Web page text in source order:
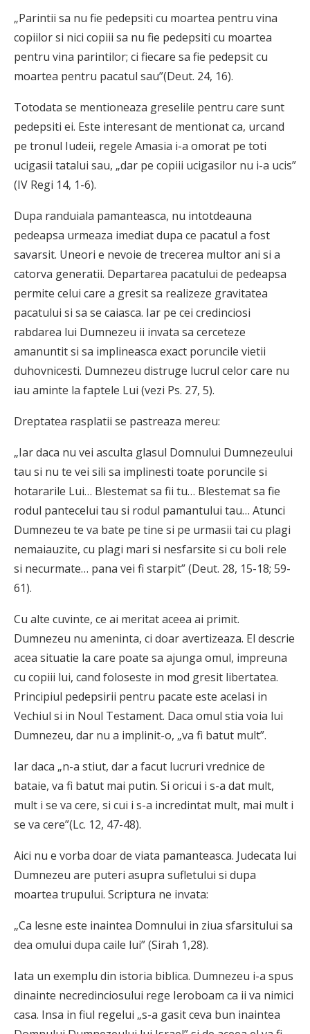
„Parintii sa nu fie pedepsiti cu moartea pentru vina
copiilor si nici copiii sa nu fie pedepsiti cu moartea
pentru vina parintilor; ci fiecare sa fie pedepsit cu
moartea pentru pacatul sau”(Deut. 24, 16).
Totodata se mentioneaza greselile pentru care sunt
pedepsiti ei. Este interesant de mentionat ca, urcand
pe tronul Iudeii, regele Amasia i-a omorat pe toti
ucigasii tatalui sau, „dar pe copiii ucigasilor nu i-a ucis”
(IV Regi 14, 1-6).
Dupa randuiala pamanteasca, nu intotdeauna
pedeapsa urmeaza imediat dupa ce pacatul a fost
savarsit. Uneori e nevoie de trecerea multor ani si a
catorva generatii. Departarea pacatului de pedeapsa
permite celui care a gresit sa realizeze gravitatea
pacatului si sa se caiasca. Iar pe cei credinciosi
rabdarea lui Dumnezeu ii invata sa cerceteze
amanuntit si sa implineasca exact poruncile vietii
duhovnicesti. Dumnezeu distruge lucrul celor care nu
iau aminte la faptele Lui (vezi Ps. 27, 5).
Dreptatea rasplatii se pastreaza mereu:
„Iar daca nu vei asculta glasul Domnului Dumnezeului
tau si nu te vei sili sa implinesti toate poruncile si
hotararile Lui… Blestemat sa fii tu… Blestemat sa fie
rodul pantecelui tau si rodul pamantului tau… Atunci
Dumnezeu te va bate pe tine si pe urmasii tai cu plagi
nemaiauzite, cu plagi mari si nesfarsite si cu boli rele
si necurmate… pana vei fi starpit” (Deut. 28, 15-18; 59-
61).
Cu alte cuvinte, ce ai meritat aceea ai primit.
Dumnezeu nu ameninta, ci doar avertizeaza. El descrie
acea situatie la care poate sa ajunga omul, impreuna
cu copiii lui, cand foloseste in mod gresit libertatea.
Principiul pedepsirii pentru pacate este acelasi in
Vechiul si in Noul Testament. Daca omul stia voia lui
Dumnezeu, dar nu a implinit-o, „va fi batut mult”.
Iar daca „n-a stiut, dar a facut lucruri vrednice de
bataie, va fi batut mai putin. Si oricui i s-a dat mult,
mult i se va cere, si cui i s-a incredintat mult, mai mult i
se va cere”(Lc. 12, 47-48).
Aici nu e vorba doar de viata pa­manteasca. Judecata lui
Dumnezeu are puteri asupra sufletului si dupa
moartea trupului. Scriptura ne invata:
„Ca lesne este inaintea Domnului in ziua sfarsitului sa
dea omului dupa caile lui” (Sirah 1,28).
Iata un exemplu din istoria biblica. Dumnezeu i-a spus
dinainte necredinciosului rege Ieroboam ca ii va nimici
casa. Insa in fiul regelui „s-a gasit ceva bun inaintea